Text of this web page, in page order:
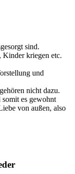
sind.
Kinder kriegen etc.
und
nicht dazu.
es gewohnt
von außen, also